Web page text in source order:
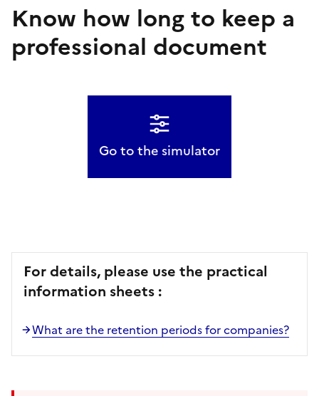
Know how long to keep a
professional document
Go to the simulator
For details, please use the practical
information sheets :
What are the retention periods for companies?